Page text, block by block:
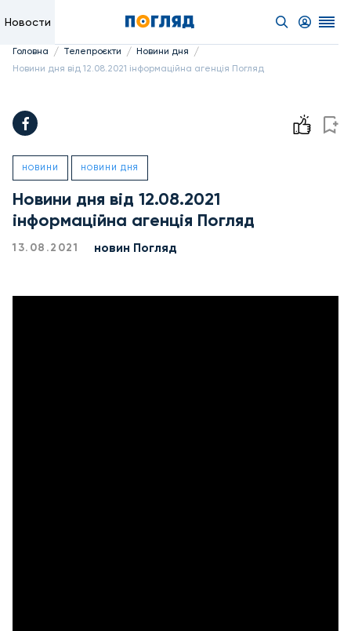
Новости
Головна / Телепроєкти / Новини дня /
Новини дня від 12.08.2021 інформаційна агенція Погляд
НОВИНИ НОВИНИ ДНЯ
Новини дня від 12.08.2021
інформаційна агенція Погляд
13.08.2021 новин Погляд